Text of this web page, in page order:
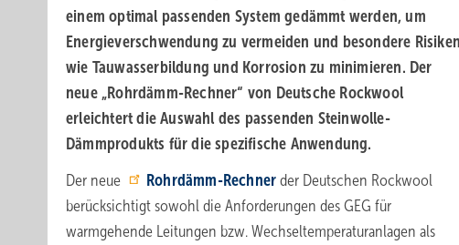
einem optimal passenden System gedämmt werden, um
Energieverschwendung zu vermeiden und besondere Risiken
wie Tauwasserbildung und Korrosion zu minimieren. Der
neue „Rohrdämm-Rechner“ von Deutsche Rockwool
erleichtert die Auswahl des passenden Steinwolle-
Dämmprodukts für die spezifische Anwendung.
Der neue
Rohrdämm-Rechner der Deutschen Rockwool
berücksichtigt sowohl die Anforderungen des GEG für
warmgehende Leitungen bzw. Wechseltemperaturanlagen als